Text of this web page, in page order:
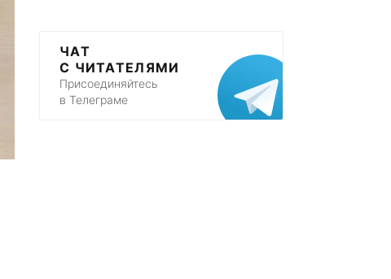
ЧАТ
С ЧИТАТЕЛЯМИ
Присоединяйтесь
в Телеграме